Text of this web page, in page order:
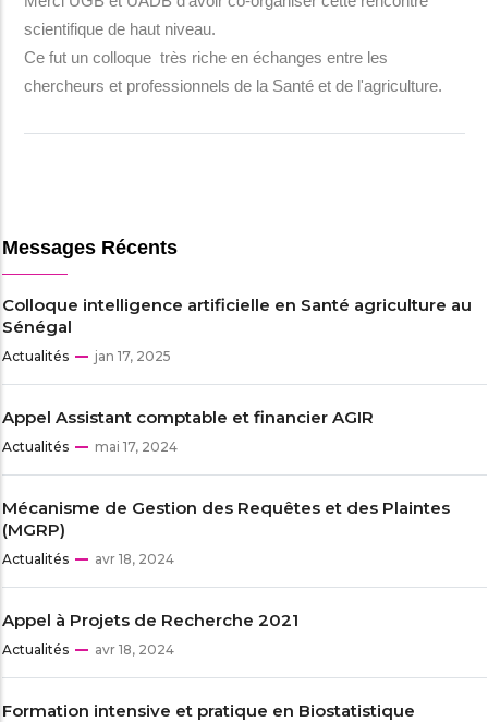
scientifique de haut niveau.
Ce fut un colloque très riche en échanges entre les
chercheurs et professionnels de la Santé et de l'agriculture.
Messages Récents
Colloque intelligence artificielle en Santé agriculture au
Sénégal
Actualités jan 17, 2025
Appel Assistant comptable et financier AGIR
Actualités mai 17, 2024
Mécanisme de Gestion des Requêtes et des Plaintes
(MGRP)
Actualités avr 18, 2024
Appel à Projets de Recherche 2021
Actualités avr 18, 2024
Formation intensive et pratique en Biostatistique